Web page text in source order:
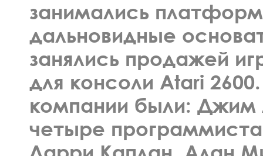
занимались
дальновидные
занялись продажей
для консоли Atari
компании были: Джим
четыре